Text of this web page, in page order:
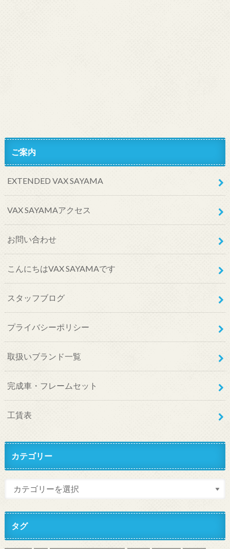
ご案内
EXTENDED VAX SAYAMA
VAX SAYAMAアクセス
お問い合わせ
こんにちはVAX SAYAMAです
スタッフブログ
プライバシーポリシー
取扱いブランド一覧
完成車・フレームセット
工賃表
カテゴリー
タグ